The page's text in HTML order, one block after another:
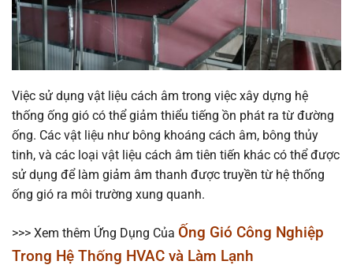
Việc sử dụng vật liệu cách âm trong việc xây dựng hệ
thống ống gió có thể giảm thiểu tiếng ồn phát ra từ đường
ống. Các vật liệu như bông khoáng cách âm, bông thủy
tinh, và các loại vật liệu cách âm tiên tiến khác có thể được
sử dụng để làm giảm âm thanh được truyền từ hệ thống
ống gió ra môi trường xung quanh.
>>> Xem thêm Ứng Dụng Của Ống Gió Công Nghiệp
Trong Hệ Thống HVAC và Làm Lạnh